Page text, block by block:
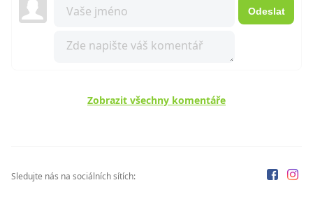
Odeslat
Zobrazit všechny komentáře
Sledujte nás na sociálních sítích: